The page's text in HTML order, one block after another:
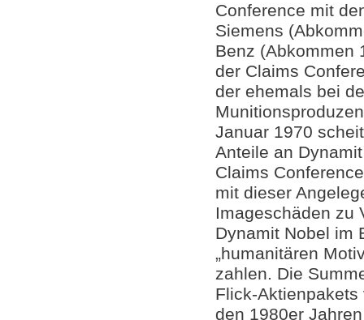
Conference mit
Siemens
Benz (Abkommen
der Claims
der ehemals bei
Januar 1970
Anteile an
Claims
mit dieser
Imageschäden zu
Dynamit Nobel im
„humanitären
zahlen. Die
Flick-
den 1980er